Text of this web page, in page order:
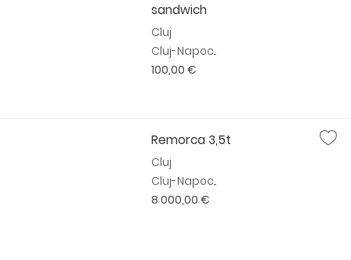
sandwich
Cluj
Cluj-Napoc...
100,00 €
Remorca 3,5t
Cluj
Cluj-Napoc...
8 000,00 €